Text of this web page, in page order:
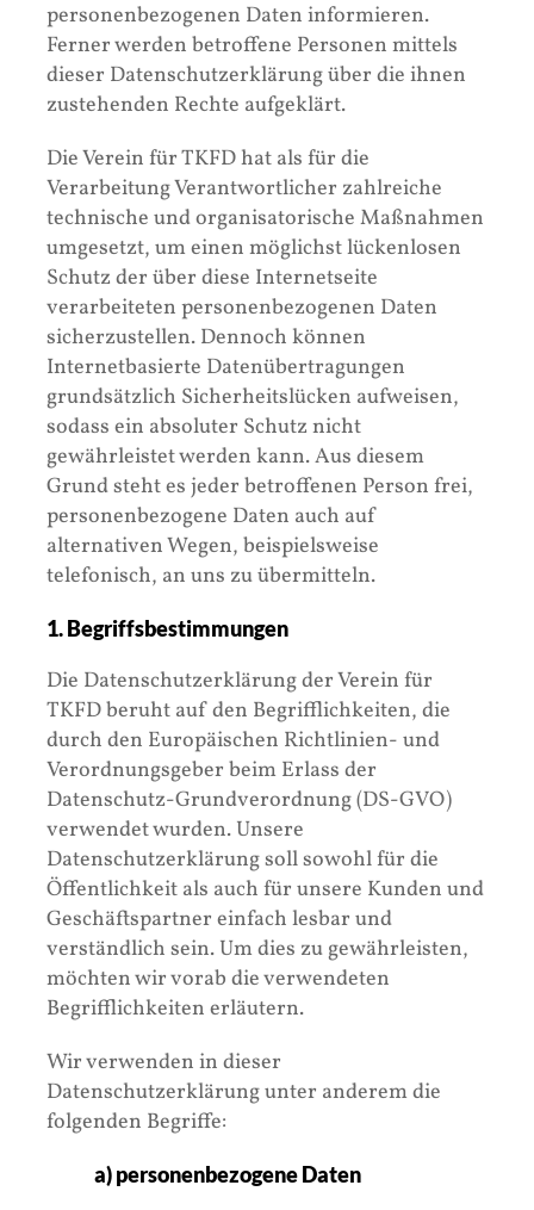
personenbezogenen Daten informieren.
Ferner werden betroffene Personen mittels
dieser Datenschutzerklärung über die ihnen
zustehenden Rechte aufgeklärt.
Die Verein für TKFD hat als für die
Verarbeitung Verantwortlicher zahlreiche
technische und organisatorische Maßnahmen
umgesetzt, um einen möglichst lückenlosen
Schutz der über diese Internetseite
verarbeiteten personenbezogenen Daten
sicherzustellen. Dennoch können
Internetbasierte Datenübertragungen
grundsätzlich Sicherheitslücken aufweisen,
sodass ein absoluter Schutz nicht
gewährleistet werden kann. Aus diesem
Grund steht es jeder betroffenen Person frei,
personenbezogene Daten auch auf
alternativen Wegen, beispielsweise
telefonisch, an uns zu übermitteln.
1. Begriffsbestimmungen
Die Datenschutzerklärung der Verein für
TKFD beruht auf den Begrifflichkeiten, die
durch den Europäischen Richtlinien- und
Verordnungsgeber beim Erlass der
Datenschutz-Grundverordnung (DS-GVO)
verwendet wurden. Unsere
Datenschutzerklärung soll sowohl für die
Öffentlichkeit als auch für unsere Kunden und
Geschäftspartner einfach lesbar und
verständlich sein. Um dies zu gewährleisten,
möchten wir vorab die verwendeten
Begrifflichkeiten erläutern.
Wir verwenden in dieser
Datenschutzerklärung unter anderem die
folgenden Begriffe:
a) personenbezogene Daten